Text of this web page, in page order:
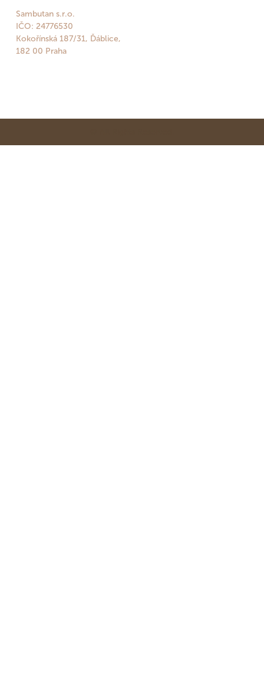
Sambutan s.r.o.
IČO: 24776530
Kokořínská 187/31, Ďáblice,
182 00 Praha